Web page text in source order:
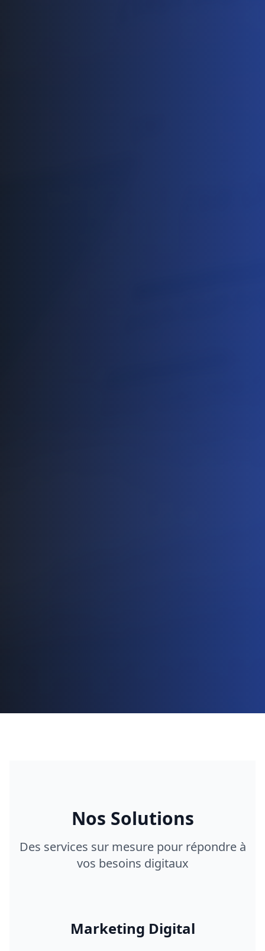
Nos Solutions
Des services sur mesure pour répondre à
vos besoins digitaux
Marketing Digital